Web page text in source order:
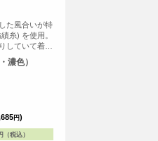
た風合いが特
糸) を使用。
していて着込
いなし。厚手
濃色）
円)
（税込）